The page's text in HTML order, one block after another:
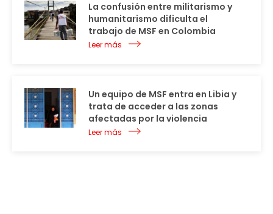
La confusión entre militarismo y
humanitarismo dificulta el
trabajo de MSF en Colombia
Leer más
Un equipo de MSF entra en Libia y
trata de acceder a las zonas
afectadas por la violencia
Leer más